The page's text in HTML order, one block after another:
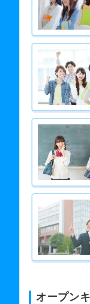
オープン